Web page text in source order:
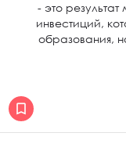
- это
инвестиций,
образования,